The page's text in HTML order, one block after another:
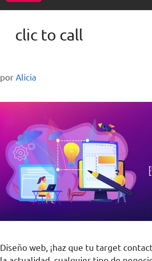
clic to call
porAlicia
Diseño web, ¡haz que tu target